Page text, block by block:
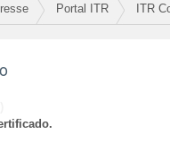
Portal ITR ITR